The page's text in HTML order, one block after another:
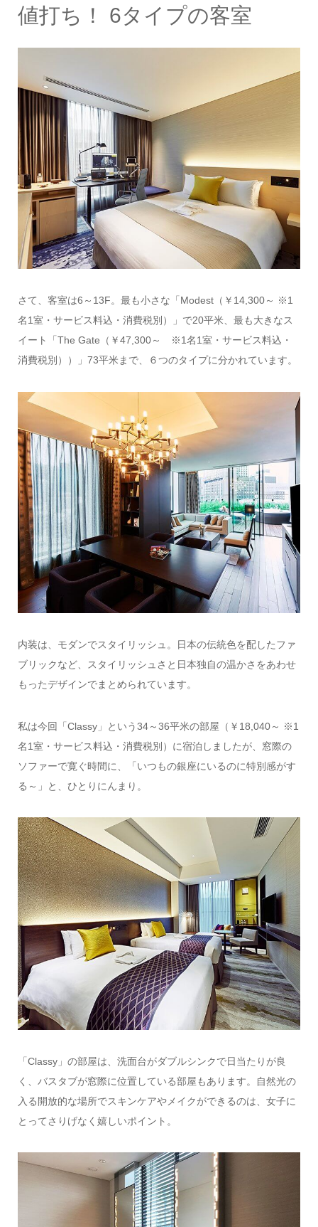
値打ち！ 6タイプの客室
さて、客室は6～13F。最も小さな「Modest（￥14,300～ ※1
名1室・サービス料込・消費税別）」で20平米、最も大きなス
イート「The Gate（￥47,300～ ※1名1室・サービス料込・
消費税別））」73平米まで、６つのタイプに分かれています。
内装は、モダンでスタイリッシュ。日本の伝統色を配したファ
ブリックなど、スタイリッシュさと日本独自の温かさをあわせ
もったデザインでまとめられています。
私は今回「Classy」という34～36平米の部屋（￥18,040～ ※1
名1室・サービス料込・消費税別）に宿泊しましたが、窓際の
ソファーで寛ぐ時間に、「いつもの銀座にいるのに特別感がす
る～」と、ひとりにんまり。
「Classy」の部屋は、洗面台がダブルシンクで日当たりが良
く、バスタブが窓際に位置している部屋もあります。自然光の
入る開放的な場所でスキンケアやメイクができるのは、女子に
とってさりげなく嬉しいポイント。